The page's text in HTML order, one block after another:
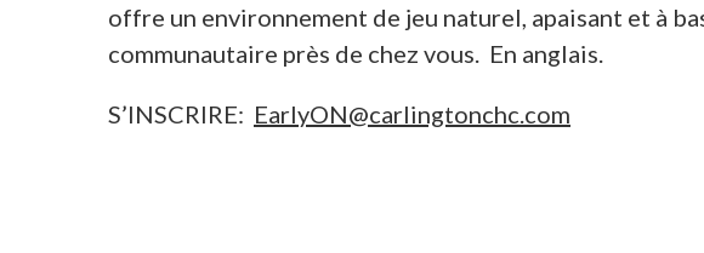
offre un environnement de jeu naturel, apaisant et à
communautaire près de chez vous. En anglais.
S’INSCRIRE: EarlyON@carlingtonchc.com